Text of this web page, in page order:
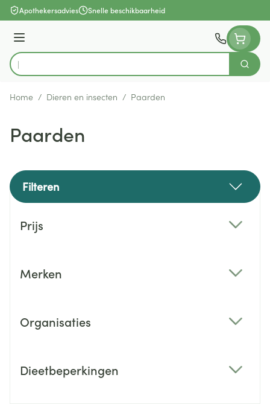
Ga naar de inhoud
Apothekersadvies Snelle beschikbaarheid
Menu
Product, merk, categorie...
Zoek
Home / Dieren en insecten / Paarden
Paarden
Filteren
Prijs
Merken
Organisaties
Dieetbeperkingen